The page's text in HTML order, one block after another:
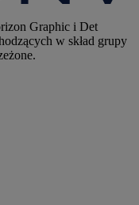
Graphic i Det
w skład grupy